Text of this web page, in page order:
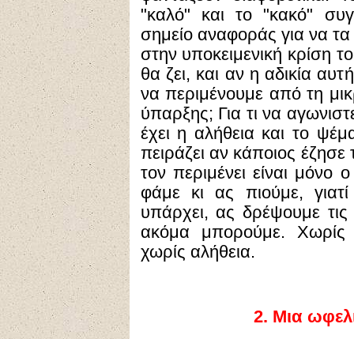
"καλό" και το "κακό"
σημείο αναφοράς για να
στην υποκειμενική κρίση
θα ζει, και αν η αδικία
να περιμένουμε από τη
ύπαρξης; Για τι να
έχει η αλήθεια και το
πειράζει αν κάποιος
τον περιμένει είναι μόνο
φάμε κι ας πιούμε,
υπάρχει, ας δρέψουμε
ακόμα μπορούμε. Χωρίς
χωρίς αλήθεια.
2. Μια